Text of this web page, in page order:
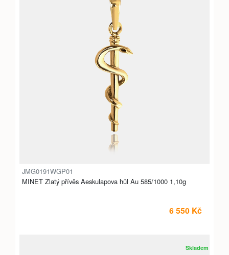
JMG0191WGP01
MINET Zlatý přívěs Aeskulapova hůl Au 585/1000 1,10g
6 550 Kč
Skladem